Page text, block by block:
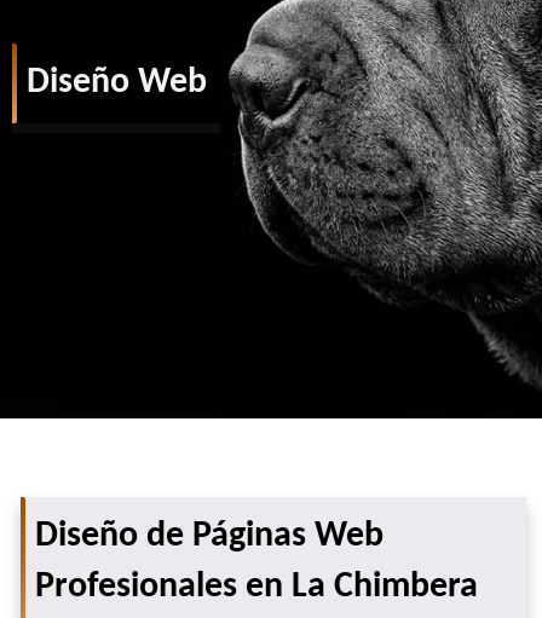
Diseño Web
Diseño de Páginas Web
Profesionales en La Chimbera